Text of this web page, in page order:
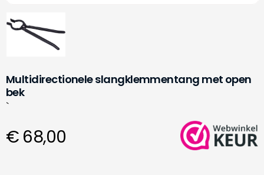
Multidirectionele slangklemmentang met open
bek
`
€ 68,00